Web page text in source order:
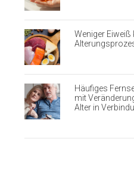
Weniger Eiweiß
Häufiges
mit
Alter in